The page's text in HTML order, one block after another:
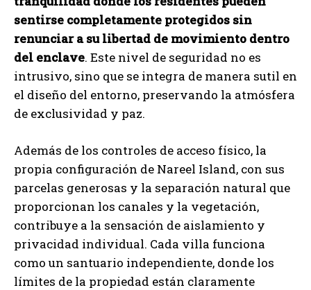
sentirse completamente protegidos sin
renunciar a su libertad de movimiento dentro
del enclave. Este nivel de seguridad no es
intrusivo, sino que se integra de manera sutil en
el diseño del entorno, preservando la atmósfera
de exclusividad y paz.
Además de los controles de acceso físico, la
propia configuración de Nareel Island, con sus
parcelas generosas y la separación natural que
proporcionan los canales y la vegetación,
contribuye a la sensación de aislamiento y
privacidad individual. Cada villa funciona
como un santuario independiente, donde los
límites de la propiedad están claramente